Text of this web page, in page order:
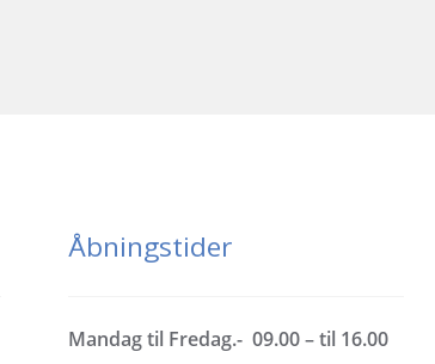
Åbningstider
Mandag til Fredag.- 09.00 – til 16.00